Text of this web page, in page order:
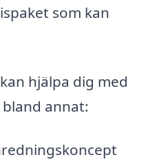
som kan
hjälpa dig med
annat: